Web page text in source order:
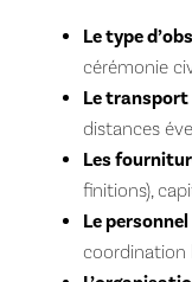
Le type
cérémonie
Le transport
distances
Les
finitions),
Le personnel
coordination